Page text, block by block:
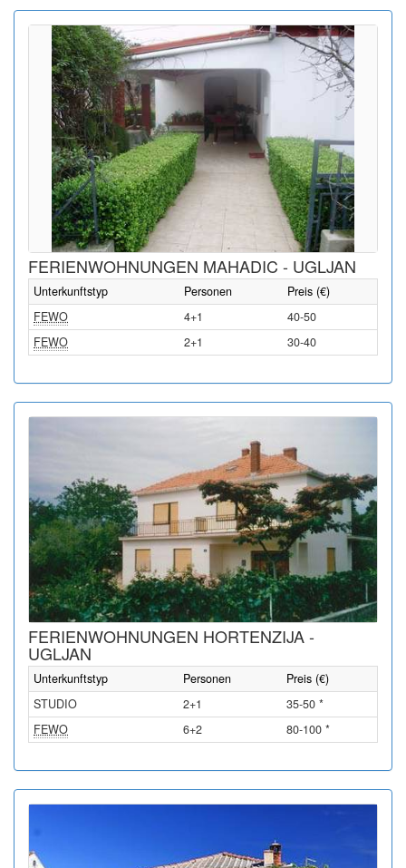
FERIENWOHNUNGEN MAHADIC - UGLJAN
Unterkunftstyp Personen
Preis (€)
FEWO
4+1
40-50
FEWO
2+1 30-40
FERIENWOHNUNGEN HORTENZIJA -
UGLJAN
Unterkunftstyp Personen
Preis (€)
STUDIO
2+1
35-50 *
FEWO
6+2 80-100 *